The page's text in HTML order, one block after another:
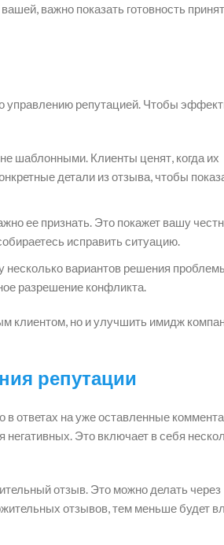
важно показать готовность
управлению репутацией. Чтобы
шаблонными. Клиенты ценят, когда их
детали из отзыва, чтобы
ее признать. Это покажет вашу
исправить ситуацию.
несколько вариантов решения
разрешение конфликта.
клиентом, но и улучшить имидж
репутации
ответах на уже оставленные
Это включает в себя
отзыв. Это можно делать через
отзывов, тем меньше будет